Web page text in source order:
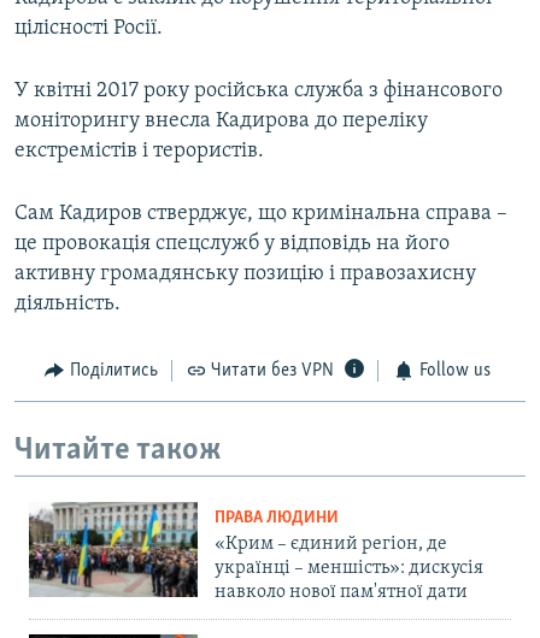
цілісності Росії.
У квітні 2017 року російська служба з фінансового
моніторингу внесла Кадирова до переліку
екстремістів і терористів.
Сам Кадиров стверджує, що кримінальна справа –
це провокація спецслужб у відповідь на його
активну громадянську позицію і правозахисну
діяльність.
Поділитись Читати без VPN Follow us
Читайте також
ПРАВА ЛЮДИНИ
«Крим – єдиний регіон, де
українці – меншість»: дискусія
навколо нової пам'ятної дати